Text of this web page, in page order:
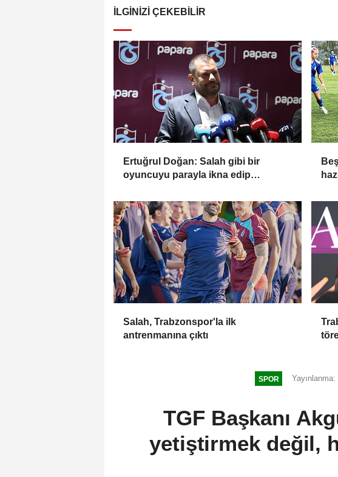
İLGINIZI ÇEKEBILIR
Ertuğrul Doğan: Salah gibi bir
oyuncuyu parayla ikna edip
Salah, Trabzonspor'la ilk
antrenmanına çıktı
SPOR
TGF Başkanı
yetiştirmek değil,